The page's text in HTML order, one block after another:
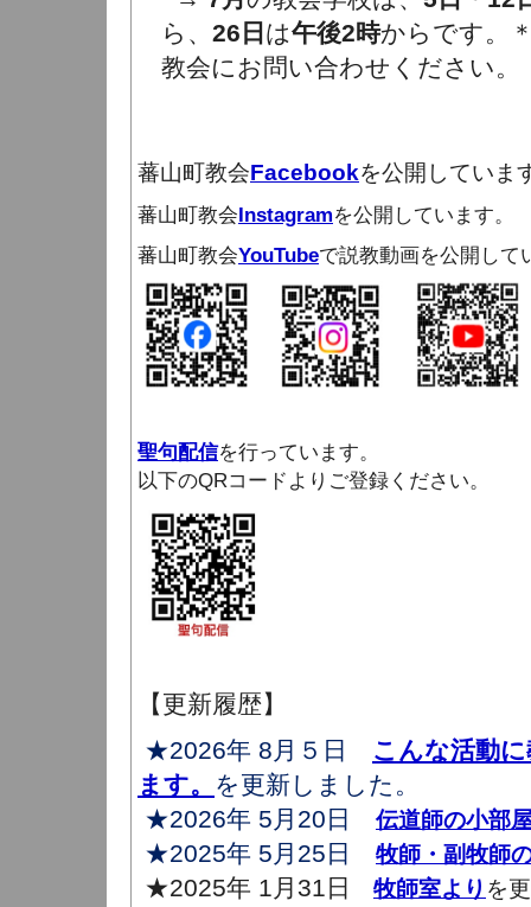
ら、 26日 は午後2時からです。
教会にお問い合わせください。
蕃山町教会Facebookを公開していま
蕃山町教会Instagramを公開しています。
蕃山町教会YouTubeで説教動画を公開して
聖句配信を行っています。
以下のQRコードよりご登録ください。
【更新履歴】
★2026年 8月５日 こんな活動
ます。 を更新しました。
★2026年 5月20日 伝道師の小部
★2025年 5月25日 牧師・副牧師
★2025年 1月31日 牧師室より を